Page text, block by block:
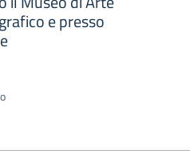
e presso